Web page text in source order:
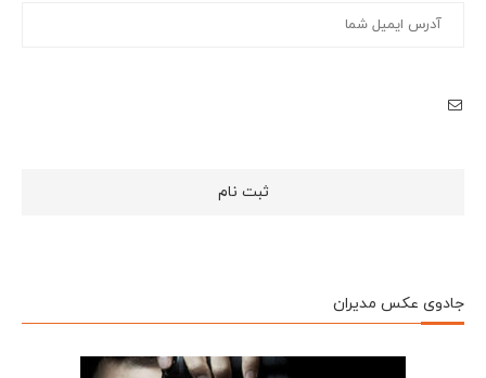
جادوی عکس مدیران